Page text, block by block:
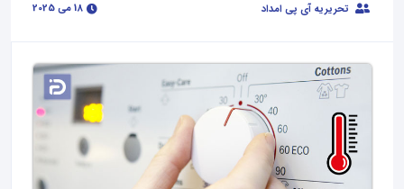
تحریریه آی پی امداد